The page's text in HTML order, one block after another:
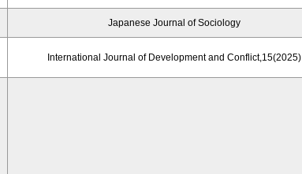
Japanese Journal of Sociology
International Journal of Development and Conflict,15(2025)